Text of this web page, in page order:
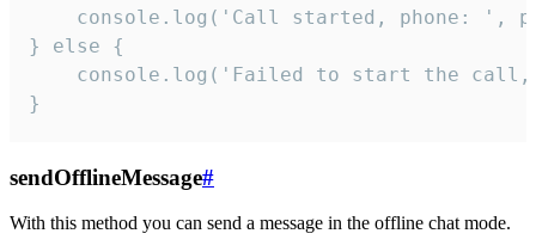
console.log('Call started, phone: ',
} else {
console.log('Failed to start the
}
sendOfflineMessage#
With this method you can send a message in the offline chat mode.